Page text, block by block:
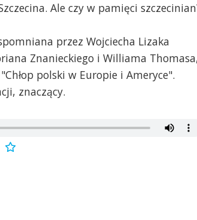
Ale czy w pamięci
przez Wojciecha Lizaka
Znanieckiego i Williama
polski w Europie i Ameryce".
znaczący.